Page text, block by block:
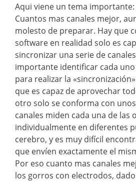
Aqui viene un tema importante:
Cuantos mas canales mejor,
molesto de preparar. Hay que
software en realidad solo es
sincronizar una serie de
importante identificar cada uno
para realizar la
que es capaz de aprovechar
otro solo se conforma con
canales miden cada una de las
individualmente en diferentes
cerebro, y es muy difícil
que envíen exactamente el
Por eso cuanto mas canales
los gorros con electrodos,